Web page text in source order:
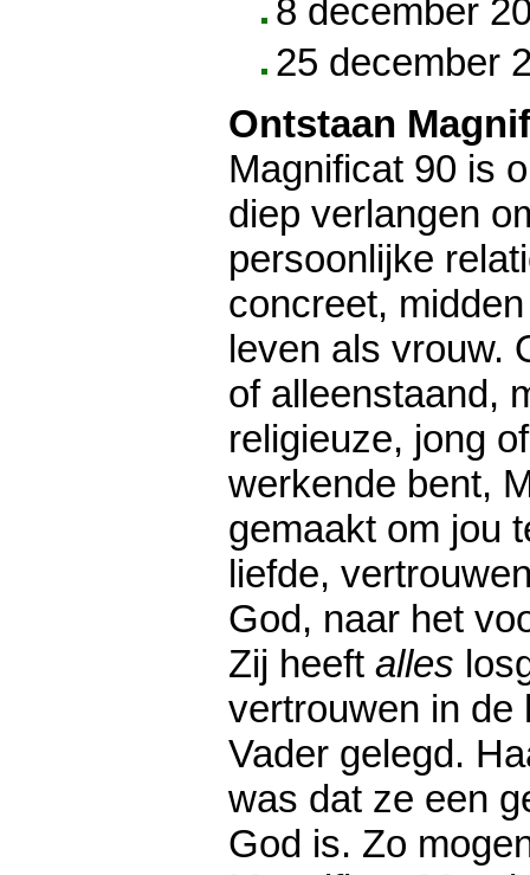
8 december
25 december
Ontstaan
Magnificat 90 is
diep verlangen
persoonlijke
concreet,
leven als vrouw.
of alleenstaand,
religieuze, jong
werkende bent,
gemaakt om jou
liefde,
God, naar het
Zij heeft alles
vertrouwen in de
Vader gelegd.
was dat ze een
God is. Zo